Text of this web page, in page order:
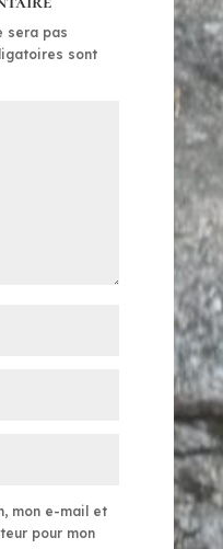
sera pas
sont
mon e-mail et
pour mon